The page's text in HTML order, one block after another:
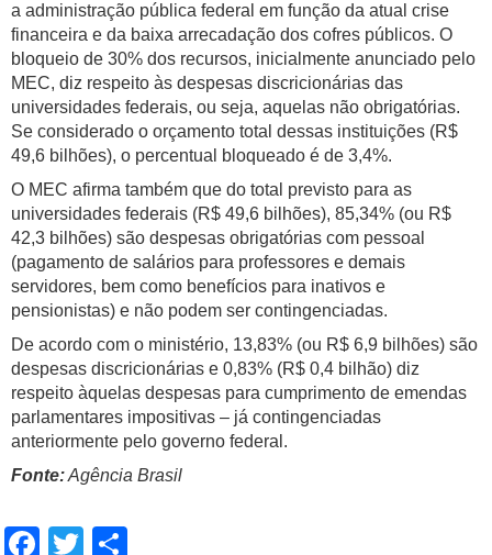
a administração pública federal em função da atual crise
financeira e da baixa arrecadação dos cofres públicos. O
bloqueio de 30% dos recursos, inicialmente anunciado pelo
MEC, diz respeito às despesas discricionárias das
universidades federais, ou seja, aquelas não obrigatórias.
Se considerado o orçamento total dessas instituições (R$
49,6 bilhões), o percentual bloqueado é de 3,4%.
O MEC afirma também que do total previsto para as
universidades federais (R$ 49,6 bilhões), 85,34% (ou R$
42,3 bilhões) são despesas obrigatórias com pessoal
(pagamento de salários para professores e demais
servidores, bem como benefícios para inativos e
pensionistas) e não podem ser contingenciadas.
De acordo com o ministério, 13,83% (ou R$ 6,9 bilhões) são
despesas discricionárias e 0,83% (R$ 0,4 bilhão) diz
respeito àquelas despesas para cumprimento de emendas
parlamentares impositivas – já contingenciadas
anteriormente pelo governo federal.
Fonte:Agência Brasil
Facebook
Twitter